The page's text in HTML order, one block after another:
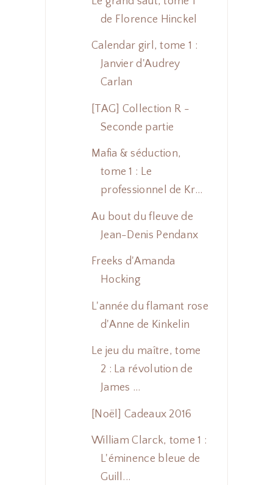
de Florence Hinckel
Calendar girl, tome 1 :
Janvier d'Audrey
Carlan
[TAG] Collection R -
Seconde partie
Mafia & séduction,
tome 1 : Le
professionnel de Kr...
Au bout du fleuve de
Jean-Denis Pendanx
Freeks d'Amanda
Hocking
L'année du flamant rose
d'Anne de Kinkelin
Le jeu du maître, tome
2 : La révolution de
James ...
[Noël] Cadeaux 2016
William Clarck, tome 1 :
L'éminence bleue de
Guill...